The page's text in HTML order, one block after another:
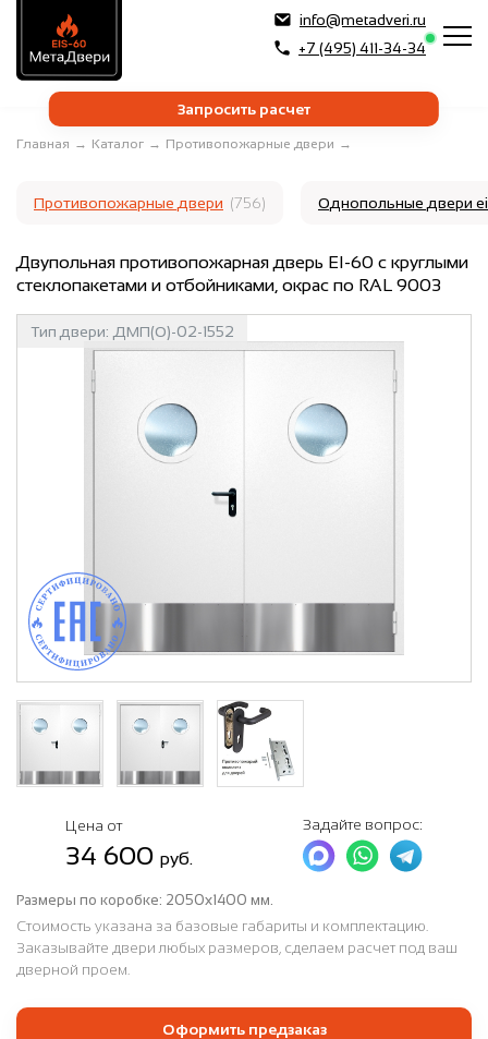
info@metadveri.ru
+7 (495) 411-34-34
Запросить расчет
Главная → Каталог → Противопожарные двери →
Противопожарные двери (756) Однопольные двери
Двупольная противопожарная дверь EI-60 с круглыми
стеклопакетами и отбойниками, окрас по RAL 9003
Тип двери: ДМП(О)-02-1552
Цена от
34 600 руб.
Задайте вопрос:
Размеры по коробке: 2050х1400 мм.
Стоимость указана за базовые габариты и комплектацию.
Заказывайте двери любых размеров, сделаем расчет под ваш
дверной проем.
Оформить предзаказ